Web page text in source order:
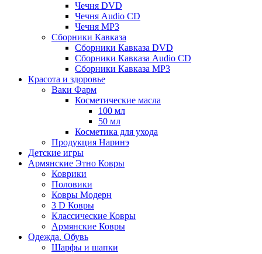
Чечня DVD
Чечня Audio CD
Чечня MP3
Сборники Кавказа
Сборники Кавказа DVD
Сборники Кавказа Audio CD
Сборники Кавказа MP3
Красота и здоровье
Ваки Фарм
Косметические масла
100 мл
50 мл
Косметика для ухода
Продукция Наринэ
Детские игры
Армянские Этно Ковры
Коврики
Половики
Ковры Модерн
3 D Ковры
Классические Ковры
Армянские Ковры
Одежда. Обувь
Шарфы и шапки